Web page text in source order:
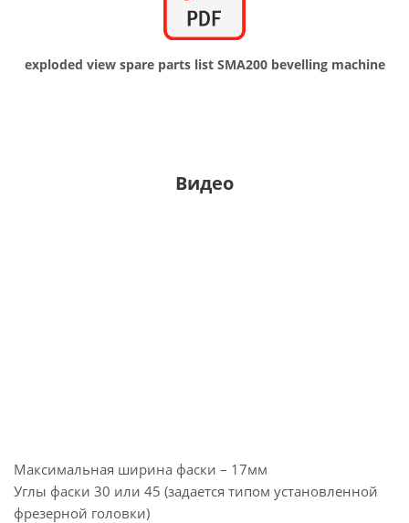
exploded view spare parts list SMA200 bevelling machine
Видео
Максимальная ширина фаски – 17мм
Углы фаски 30 или 45 (задается типом установленной
фрезерной головки)